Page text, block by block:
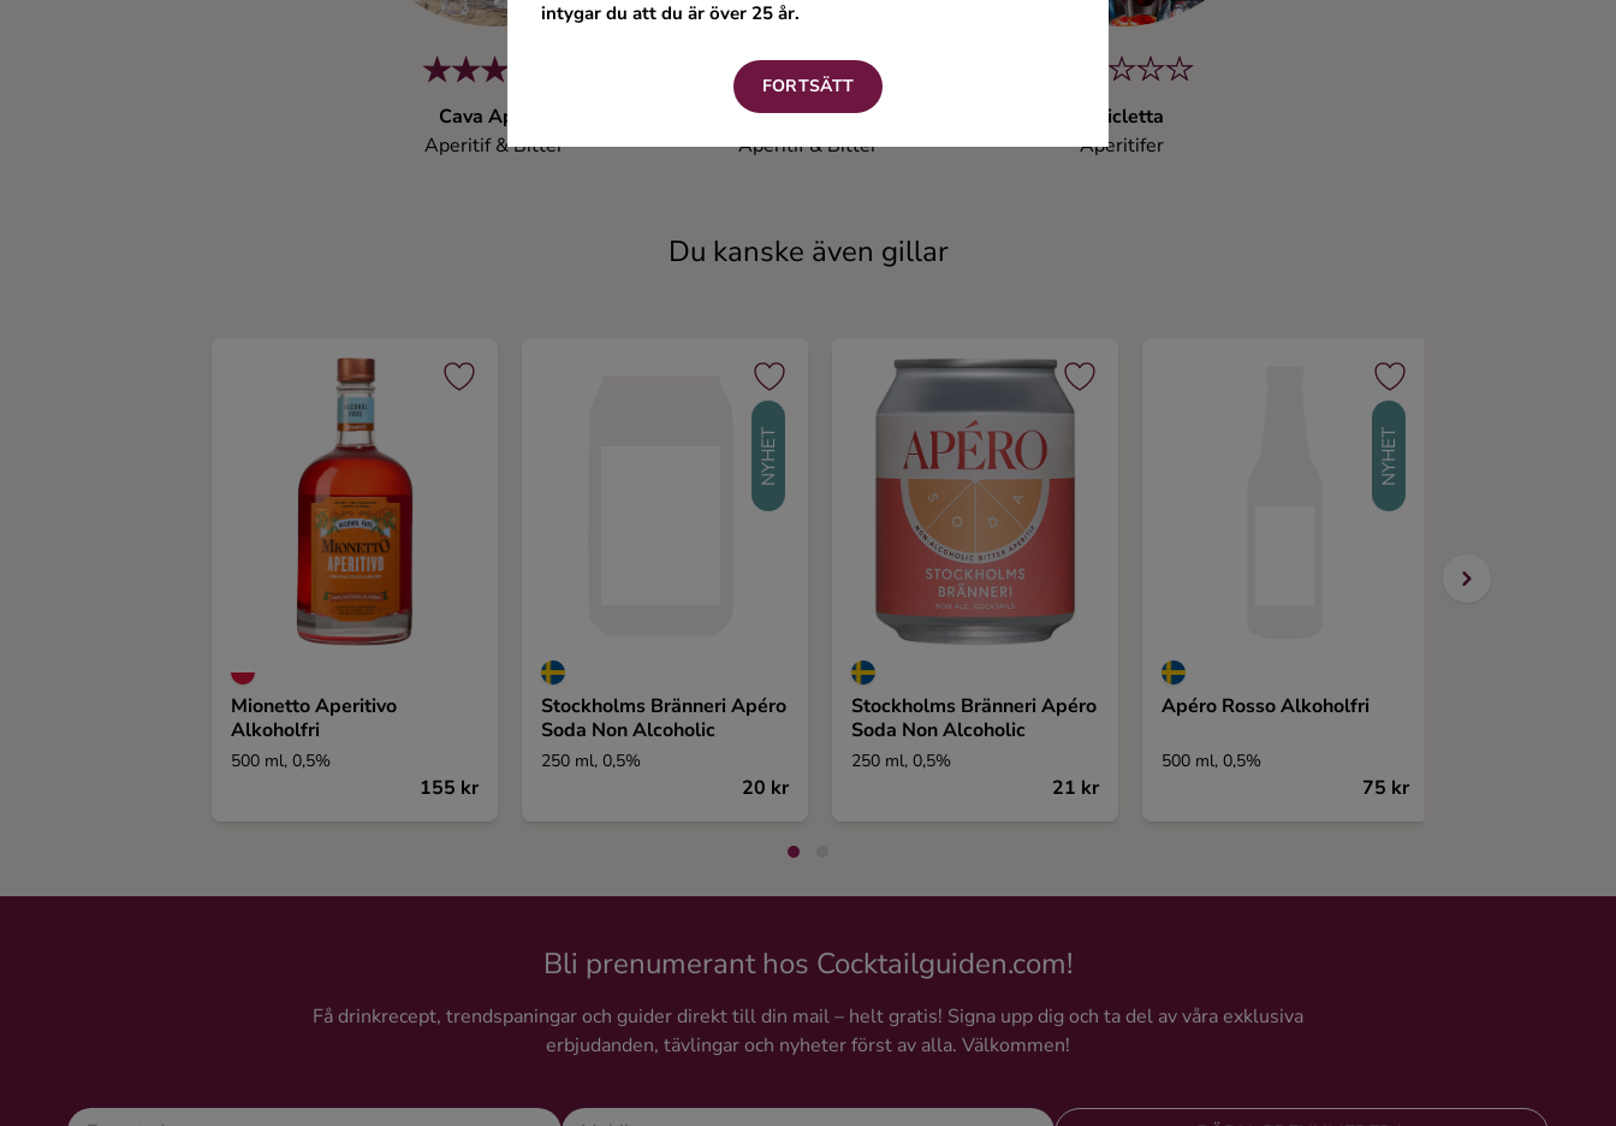
intygar du att du är över 25 år.
FORTSÄTT
Cava Aperol
Aperitif & Bitter
Orange Aperol
Aperitif & Bitter
Bicicletta
Aperitifer
Du kanske även gillar
Mionetto Aperitivo
Alkoholfri
500 ml, 0,5%
155 kr
NYHET
Stockholms Bränneri Apéro
Soda Non Alcoholic
250 ml, 0,5%
20 kr
Stockholms Bränneri Apéro
Soda Non Alcoholic
250 ml, 0,5%
21 kr
NYHET
Apéro Rosso Alkoholfri
500 ml, 0,5%
75 kr
Bli prenumerant hos Cocktailguiden.com!
Få drinkrecept, trendspaningar och guider direkt till din mail – helt gratis! Signa upp dig och ta del av våra exklusiva
erbjudanden, tävlingar och nyheter först av alla. Välkommen!